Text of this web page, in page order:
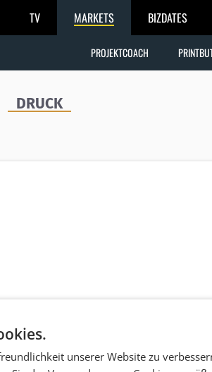
TV MARKETS BIZDATES
PROJEKTCOACH
DRUCK
unserer Website zu